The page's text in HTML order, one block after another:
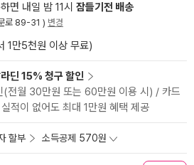
면 내일 밤 11시 잠들기전 배송
로 89-31 ) 변경
1만5천원 이상 무료)
딘 15% 청구 할인
(전월 30만원 또는 60만원 이용 시) / 카드
적이 없어도 최대 1만원 혜택 제공
할부 소득공제 570원